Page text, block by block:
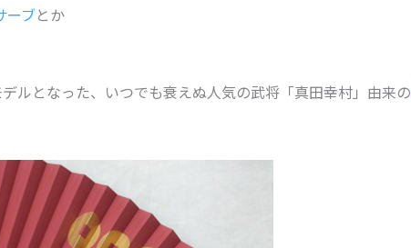
ーブとか
デルとなった、いつでも衰えぬ人気の武将「真田幸村」由来の